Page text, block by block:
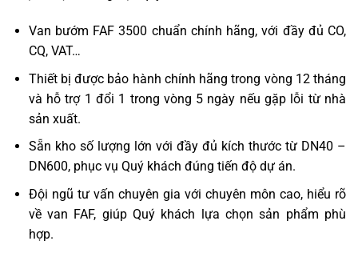
Van bướm FAF 3500 chuẩn chính hãng, với đầy đủ CO,
CQ, VAT…
Thiết bị được bảo hành chính hãng trong vòng 12 tháng
và hỗ trợ 1 đổi 1 trong vòng 5 ngày nếu gặp lỗi từ nhà
sản xuất.
Sẵn kho số lượng lớn với đầy đủ kích thước từ DN40 –
DN600, phục vụ Quý khách đúng tiến độ dự án.
Đội ngũ tư vấn chuyên gia với chuyên môn cao, hiểu rõ
về van FAF, giúp Quý khách lựa chọn sản phẩm phù
hợp.